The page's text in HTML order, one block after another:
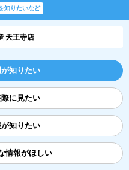
知りたいなど
天王寺店
知りたい
に見たい
知りたい
情報がほしい